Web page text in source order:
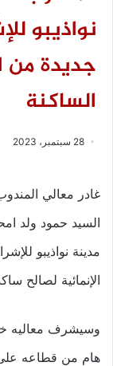
نواذيبو
جديدة من
الساكنة
28 سبتمبر، 2023
غادر معالي
السيد حمود ولد
مدينة نواذيبو
الإنمائية لصالح
وسيشرف معاليه
هام من قطاعه